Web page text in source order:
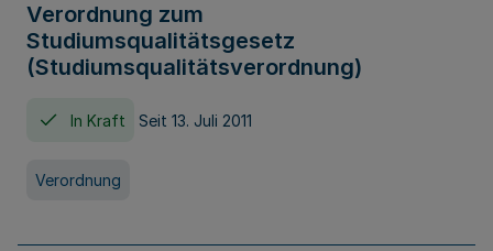
Verordnung zum
Studiumsqualitätsgesetz
(Studiumsqualitätsverordnung)
In Kraft Seit 13. Juli 2011
Verordnung